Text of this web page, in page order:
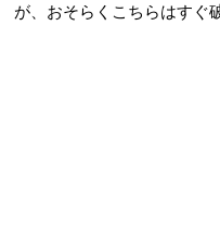
が、おそらくこちらはすぐ